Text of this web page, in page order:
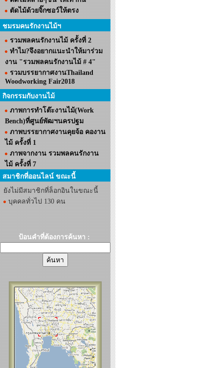
ตัดไม้ด้วยจิ๊กซอว์ให้ตรง
ชมรมคนรักงานไม้ฯ
รวมพลคนรักงานไม้ ครั้งที่ 2
ทำไม?จึงอยากแนะนำให้มาร่วม
งาน "รวมพลคนรักงานไม้ # 4"
รวมบรรยากาศงานThailand
Woodworking Fair2018
กิจกรรมกับงานไม้
ภาพการทำโต๊ะงานไม้(Work
Bench)ที่ศูนย์พัฒฯนครปฐม
ภาพบรรยากาศงานคุยจ้อ คองาน
ไม้ ครั้งที่ 1
ภาพจากงาน รวมพลคนรักงาน
ไม้ ครั้งที่ 7
สมาชิกที่ออนไลน์ ขณะนี้
ยังไม่มีสมาชิกที่ล็อกอินในขณะนี้
บุคคลทั่วไป 130 คน
ป้อนคำที่ต้องการค้นหา :